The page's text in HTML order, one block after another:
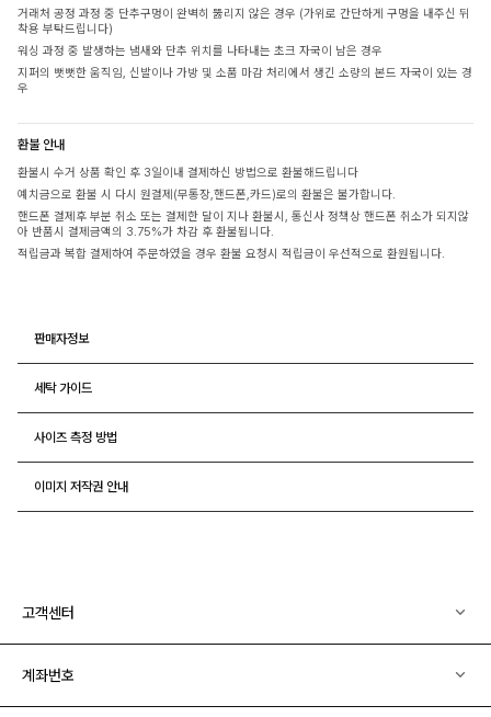
거래처 공정 과정 중 단추구멍이 완벽히 뚫리지 않은 경우 (가위로 간단하게 구멍을 내주신 뒤
착용 부탁드립니다)
워싱 과정 중 발생하는 냄새와 단추 위치를 나타내는 초크 자국이 남은 경우
지퍼의 뻣뻣한 움직임, 신발이나 가방 및 소품 마감 처리에서 생긴 소량의 본드 자국이 있는 경
우
환불 안내
환불시 수거 상품 확인 후 3일이내 결제하신 방법으로 환불해드립니다
예치금으로 환불 시 다시 원결제(무통장,핸드폰,카드)로의 환불은 불가합니다.
핸드폰 결제후 부분 취소 또는 결제한 달이 지나 환불시, 통신사 정책상 핸드폰 취소가 되지않
아 반품시 결제금액의 3.75%가 차감 후 환불됩니다.
적립금과 복합 결제하여 주문하였을 경우 환불 요청시 적립금이 우선적으로 환원됩니다.
판매자정보
세탁 가이드
사이즈 측정 방법
이미지 저작권 안내
고객센터
계좌번호